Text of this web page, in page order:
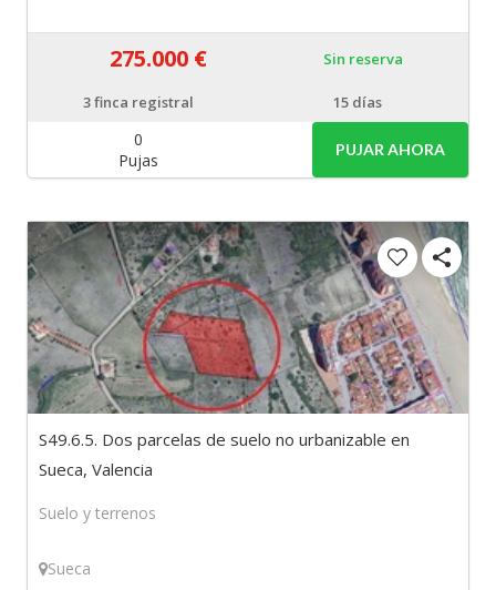
275.000 € Sin reserva
3finca registral 15 días
0
Pujas
PUJAR AHORA
S49.6.5. Dos parcelas de suelo no urbanizable en
Sueca, Valencia
Suelo y terrenos
Sueca